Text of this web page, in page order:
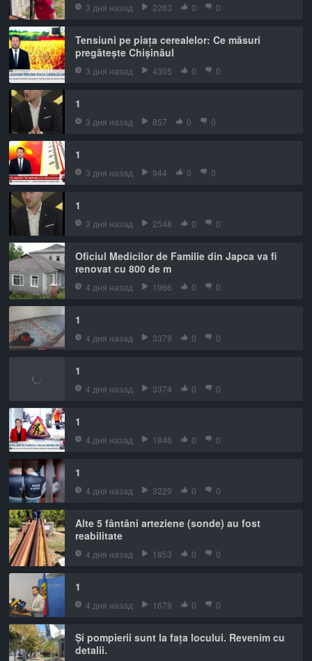
3 дня назад 2263 0 0
Tensiuni pe piața cerealelor: Ce măsuri
pregătește Chișinăul
3 дня назад 4305 0 0
1
3 дня назад 857 0 0
1
3 дня назад 944 0 0
1
3 дня назад 2548 0 0
Oficiul Medicilor de Familie din Japca va fi
renovat cu 800 de m
4 дня назад 1966 0 0
1
4 дня назад 3379 0 0
1
4 дня назад 3374 0 0
1
4 дня назад 1846 0 0
1
4 дня назад 3229 0 0
Alte 5 fântâni arteziene (sonde) au fost
reabilitate
4 дня назад 1853 0 0
1
4 дня назад 1679 0 0
Și pompierii sunt la fața locului. Revenim cu
detalii.